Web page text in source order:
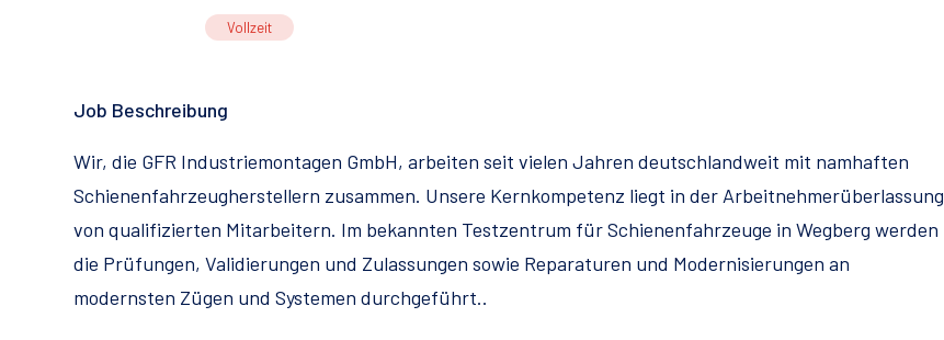
Vollzeit
Job Beschreibung
Wir, die GFR Industriemontagen GmbH, arbeiten seit vielen Jahren deutschlandweit mit namhaften
Schienenfahrzeugherstellern zusammen. Unsere Kernkompetenz liegt in der Arbeitnehmerüberlassung
von qualifizierten Mitarbeitern. Im bekannten Testzentrum für Schienenfahrzeuge in Wegberg werden
die Prüfungen, Validierungen und Zulassungen sowie Reparaturen und Modernisierungen an
modernsten Zügen und Systemen durchgeführt..